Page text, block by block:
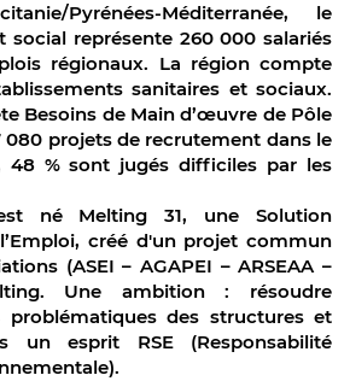
Pyrénées-Méditerranée, le
social représente 260 000 salariés
régionaux. La région compte
sanitaires et sociaux.
Besoins de Main d’œuvre de Pôle
080 projets de recrutement dans le
48 % sont jugés difficiles par les
né Melting 31, une Solution
créé d'un projet commun
(ASEI – AGAPEI – ARSEAA –
Une ambition : résoudre
problématiques des structures et
un esprit RSE (Responsabilité